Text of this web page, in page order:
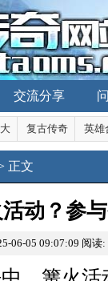
交流分享
复古传奇 英雄
正文
动？参
06-05 09:07:09 阅读: